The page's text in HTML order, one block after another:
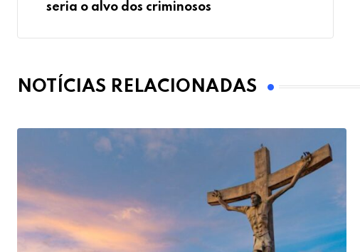
seria o alvo dos criminosos
NOTÍCIAS RELACIONADAS